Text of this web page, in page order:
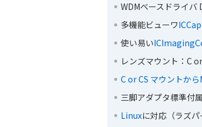
WDMベースドライ
多機能ビューワ
使い易い
レンズマウント：C
C or CS マウントか
三脚アダプタ標準付属
Linuxに対応（ラズ